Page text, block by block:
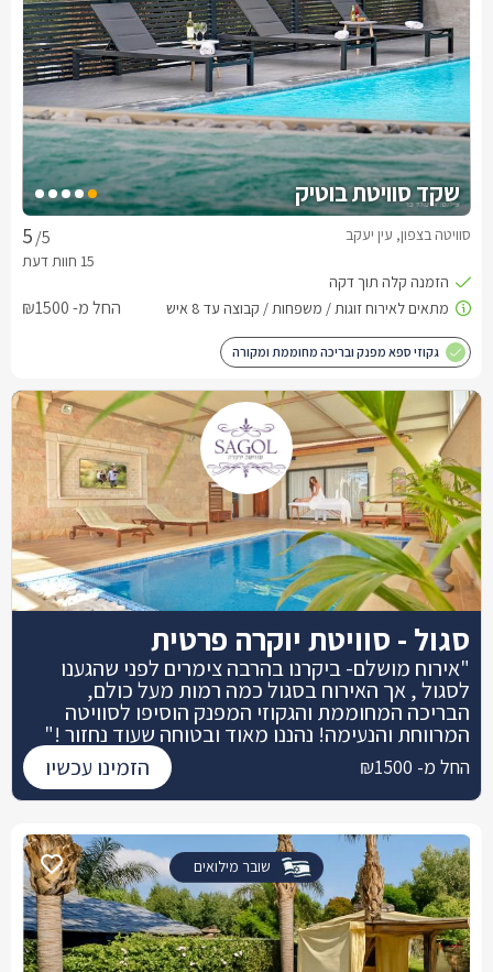
שקד סוויטת בוטיק
/5 סוויטה בצפון, עין יעקב
החל מ- ₪1500
גקוזי ספא מפנק ובריכה מחוממת ומקורה
שובר מילואים
סגול - סוויטת יוקרה פרטית
"אירוח מושלם- ביקרנו בהרבה צימרים לפני שהגענו
לסגול , אך האירוח בסגול כמה רמות מעל כולם,
הבריכה המחוממת והגקוזי המפנק הוסיפו לסוויטה
המרווחת והנעימה! נהננו מאוד ובטוחה שעוד נחזור !"
החל מ- ₪1500 הזמינו עכשיו